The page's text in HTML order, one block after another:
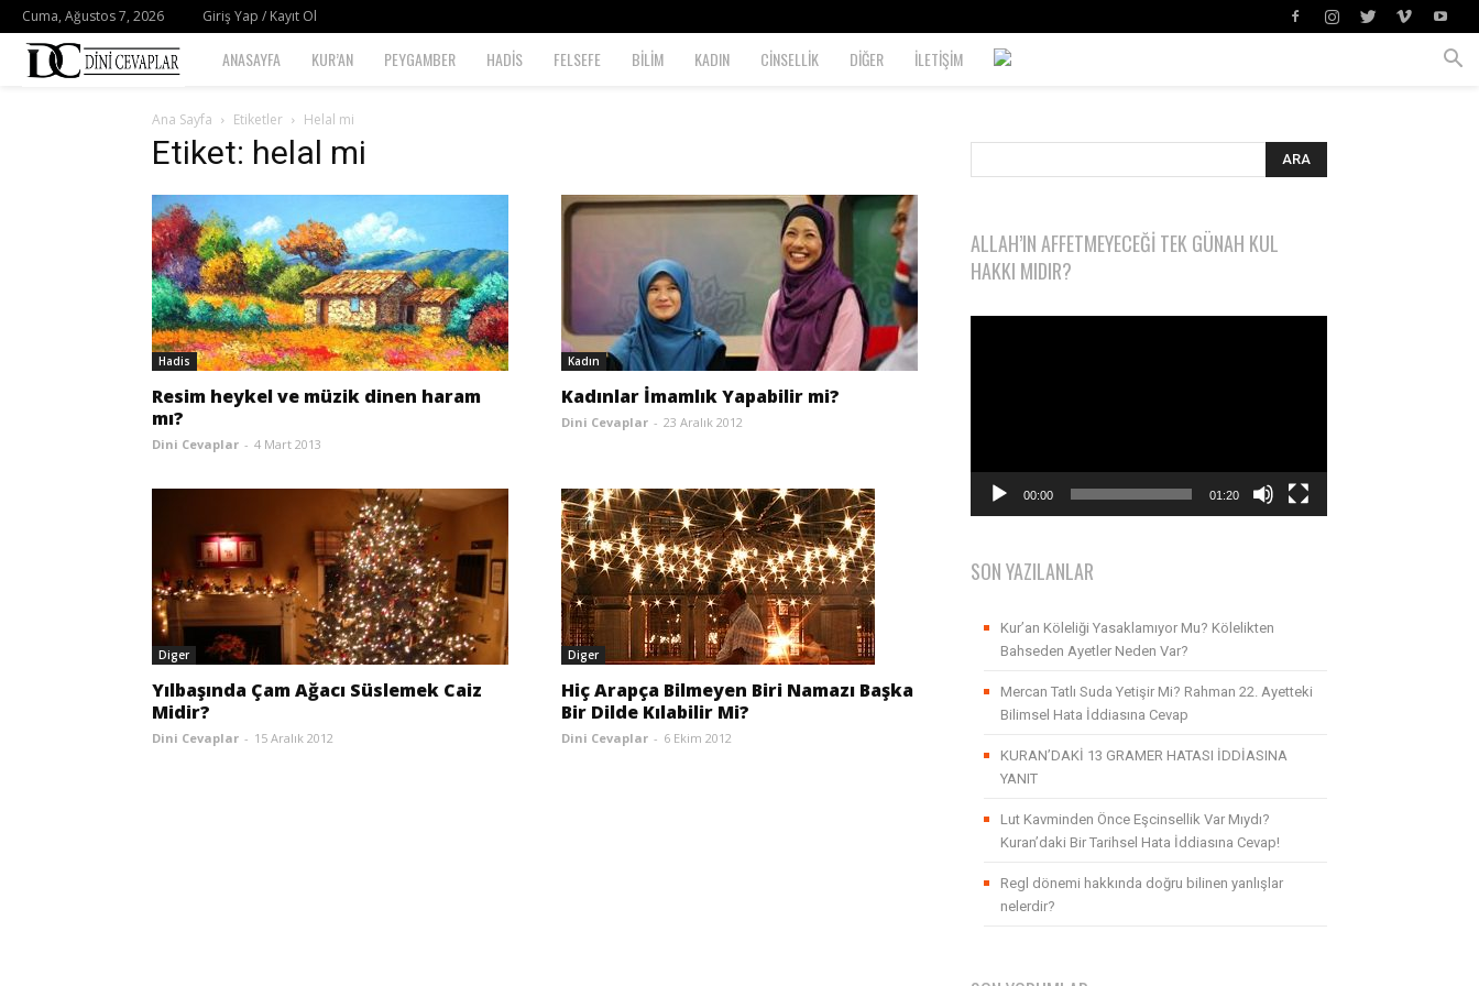
Cuma, Ağustos 7, 2026 Giriş Yap / Kayıt Ol
Dini
Cevaplar
ANASAYFA KUR’AN PEYGAMBER HADİS FELSEFE BİLİM KADIN CİNSELLİK DİĞER İLETİŞİM
Ana Sayfa Etiketler Helal mi
Etiket: helal mi
Hadis
Resim heykel ve müzik dinen haram
mı?
Dini Cevaplar - 4 Mart 2013
Kadın
Kadınlar İmamlık Yapabilir mi?
Dini Cevaplar - 23 Aralık 2012
Diger
Yılbaşında Çam Ağacı Süslemek Caiz
Midir?
Dini Cevaplar - 15 Aralık 2012
Diger
Hiç Arapça Bilmeyen Biri Namazı Başka
Bir Dilde Kılabilir Mi?
Dini Cevaplar - 6 Ekim 2012
ALLAH’IN AFFETMEYECEĞI TEK GÜNAH KUL
HAKKI MIDIR?
00:00 01:20
SON YAZILANLAR
Kur’an Köleliği Yasaklamıyor Mu? Kölelikten
Bahseden Ayetler Neden Var?
Mercan Tatlı Suda Yetişir Mi? Rahman 22. Ayetteki
Bilimsel Hata İddiasına Cevap
KURAN’DAKİ 13 GRAMER HATASI İDDİASINA
YANIT
Lut Kavminden Önce Eşcinsellik Var Mıydı?
Kuran’daki Bir Tarihsel Hata İddiasına Cevap!
Regl dönemi hakkında doğru bilinen yanlışlar
nelerdir?